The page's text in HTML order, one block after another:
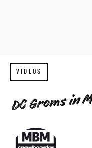
VIDEOS
DC Groms in